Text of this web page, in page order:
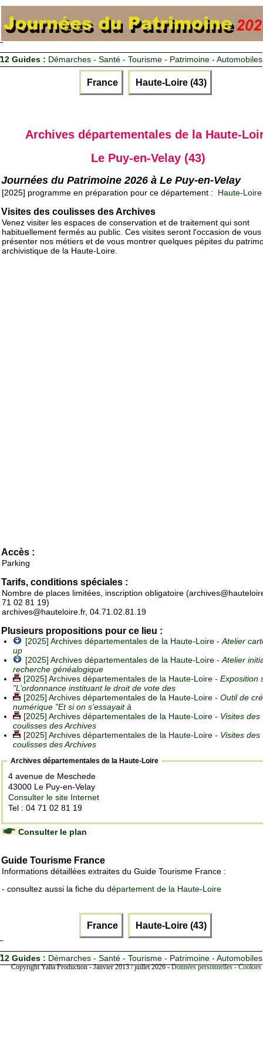
12 Guides : Démarches - Santé - Tourisme - Patrimoine - Automobiles
France Haute-Loire (43)
Archives départementales de la Haute-
Le Puy-en-Velay (43)
Journées du Patrimoine 2026 à Le Puy-en-Velay
[2025] programme en préparation pour ce département : Haute-
Visites des coulisses des Archives
Venez visiter les espaces de conservation et de traitement qui sont
habituellement fermés au public. Ces visites seront l'occasion de vous
présenter nos métiers et de vous montrer quelques pépites du
archivistique de la Haute-Loire.
Accès :
Parking
Tarifs, conditions spéciales :
Nombre de places limitées, inscription obligatoire
71 02 81 19)
archives@hauteloire.fr, 04.71.02.81.19
Plusieurs propositions pour ce lieu :
[2025] Archives départementales de la Haute-Loire -Atelier
up
[2025] Archives départementales de la Haute-Loire -Atelier
recherche généalogique
[2025] Archives départementales de la Haute-Loire - Exposition
"L’ordonnance instituant le droit de vote des
[2025] Archives départementales de la Haute-Loire - Outil de
numérique "Et si on s’essayait à
[2025] Archives départementales de la Haute-Loire - Visites des
coulisses des Archives
[2025] Archives départementales de la Haute-Loire - Visites des
coulisses des Archives
Archives départementales de la Haute-Loire
4 avenue de Meschede
43000 Le Puy-en-Velay
Consulter le site Internet
Tel : 04 71 02 81 19
Consulter le plan
Guide Tourisme France
Informations détaillées extraites du Guide Tourisme France :
- consultez aussi la fiche du département de la Haute-Loire
France Haute-Loire (43)
12 Guides : Démarches - Santé - Tourisme - Patrimoine - Automobiles
Copyright Yalta Production - Janvier 2013 / juillet 2026 -Données personnelles -